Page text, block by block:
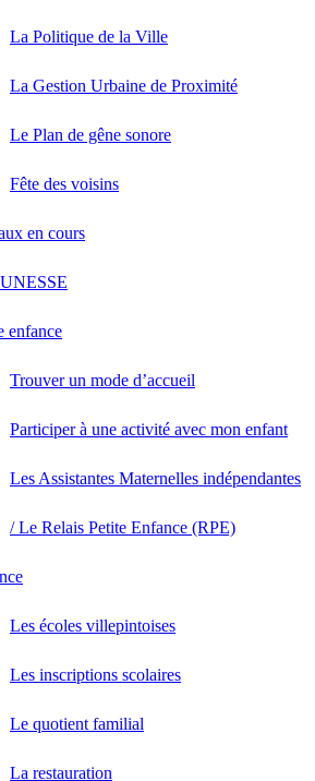
La Politique de la Ville
La Gestion Urbaine de Proximité
Le Plan de gêne sonore
Fête des voisins
en cours
enfance
Trouver un mode d’accueil
Participer à une activité avec mon enfant
Les Assistantes Maternelles indépendantes
/ Le Relais Petite Enfance (RPE)
Les écoles villepintoises
Les inscriptions scolaires
Le quotient familial
La restauration